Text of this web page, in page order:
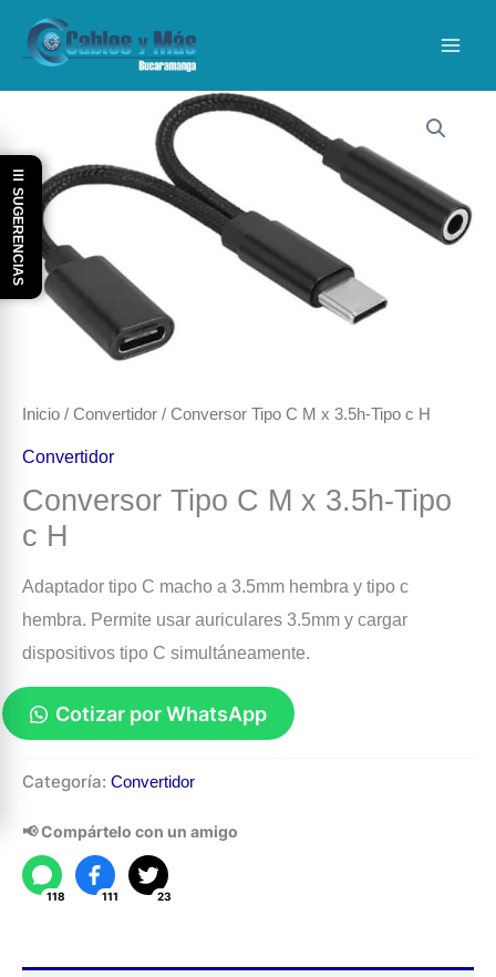
Inicio / Convertidor / Conversor Tipo C M x 3.5h-Tipo c H
Convertidor
Conversor Tipo C M x 3.5h-Tipo
c H
Adaptador tipo C macho a 3.5mm hembra y tipo c
hembra. Permite usar auriculares 3.5mm y cargar
dispositivos tipo C simultáneamente.
Cotizar por WhatsApp
Tipo
C
M
x
Categoría: Convertidor
📢 Compártelo con un amigo
118 111 23
☰ SUGERENCIAS